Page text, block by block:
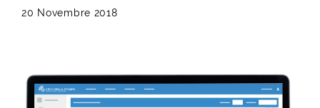
20 Novembre 2018